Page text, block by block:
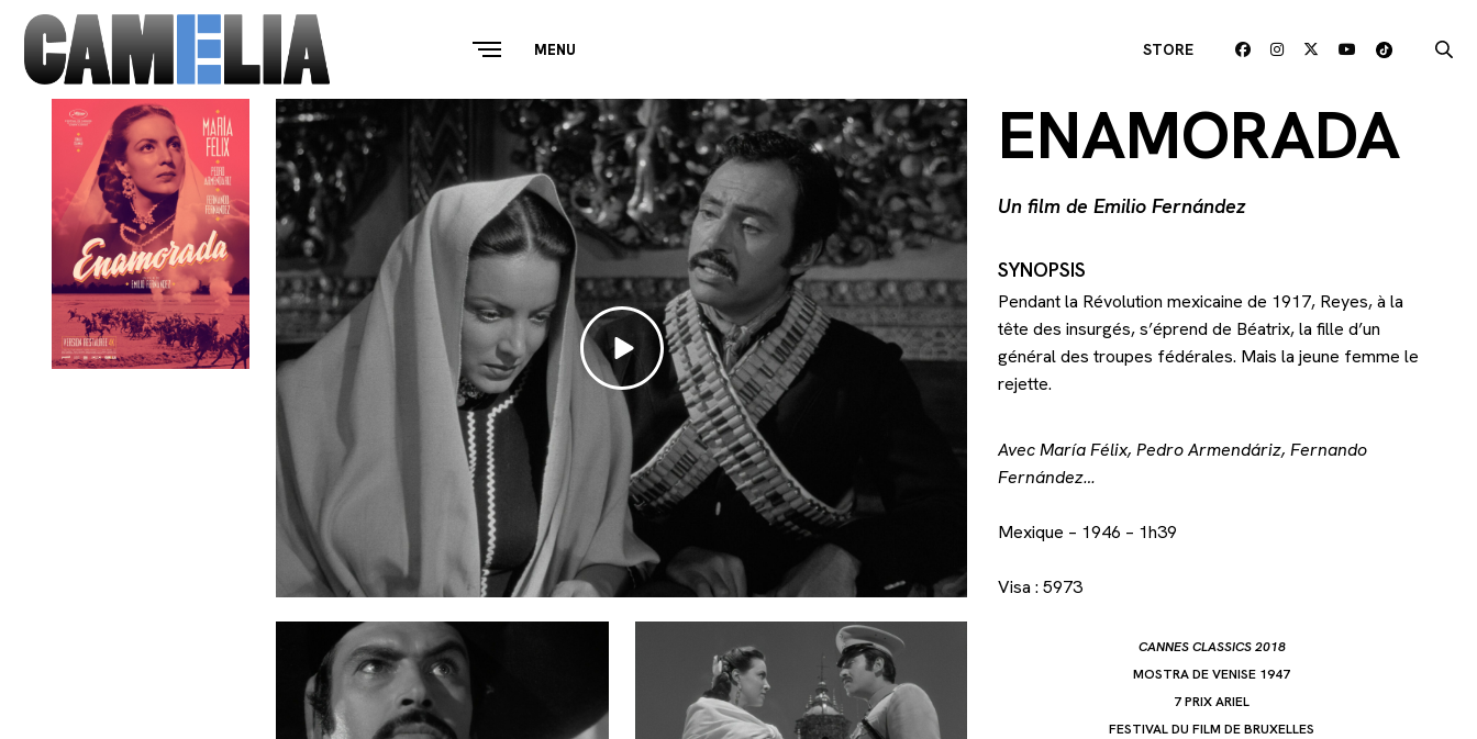
MENU STORE
ENAMORADA
Un film de Emilio Fernández
SYNOPSIS
Pendant la Révolution mexicaine de 1917, Reyes, à la
tête des insurgés, s’éprend de Béatrix, la fille d’un
général des troupes fédérales. Mais la jeune femme le
rejette.
Avec María Félix, Pedro Armendáriz, Fernando
Fernández…
Mexique – 1946 – 1h39
Visa : 5973
CANNES CLASSICS 2018
MOSTRA DE VENISE 1947
7 PRIX ARIEL
FESTIVAL DU FILM DE BRUXELLES